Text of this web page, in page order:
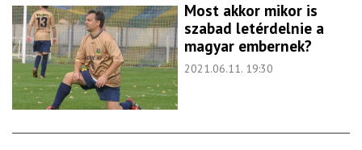
Most akkor mikor is
szabad letérdelnie a
magyar embernek?
2021.06.11. 19:30